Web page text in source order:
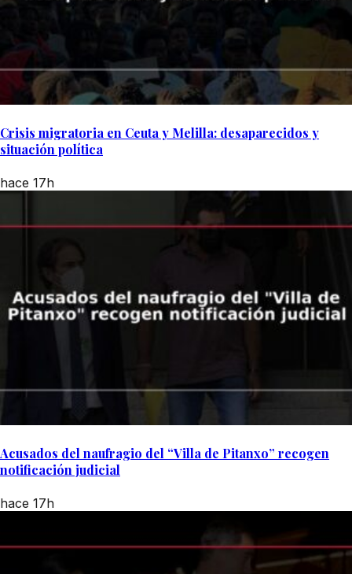
Crisis migratoria en Ceuta y Melilla: desaparecidos y
situación política
hace 17h
Acusados del naufragio del “Villa de Pitanxo” recogen
notificación judicial
hace 17h